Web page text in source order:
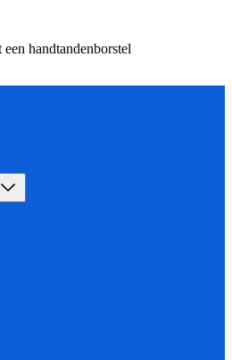
handtandenborstel